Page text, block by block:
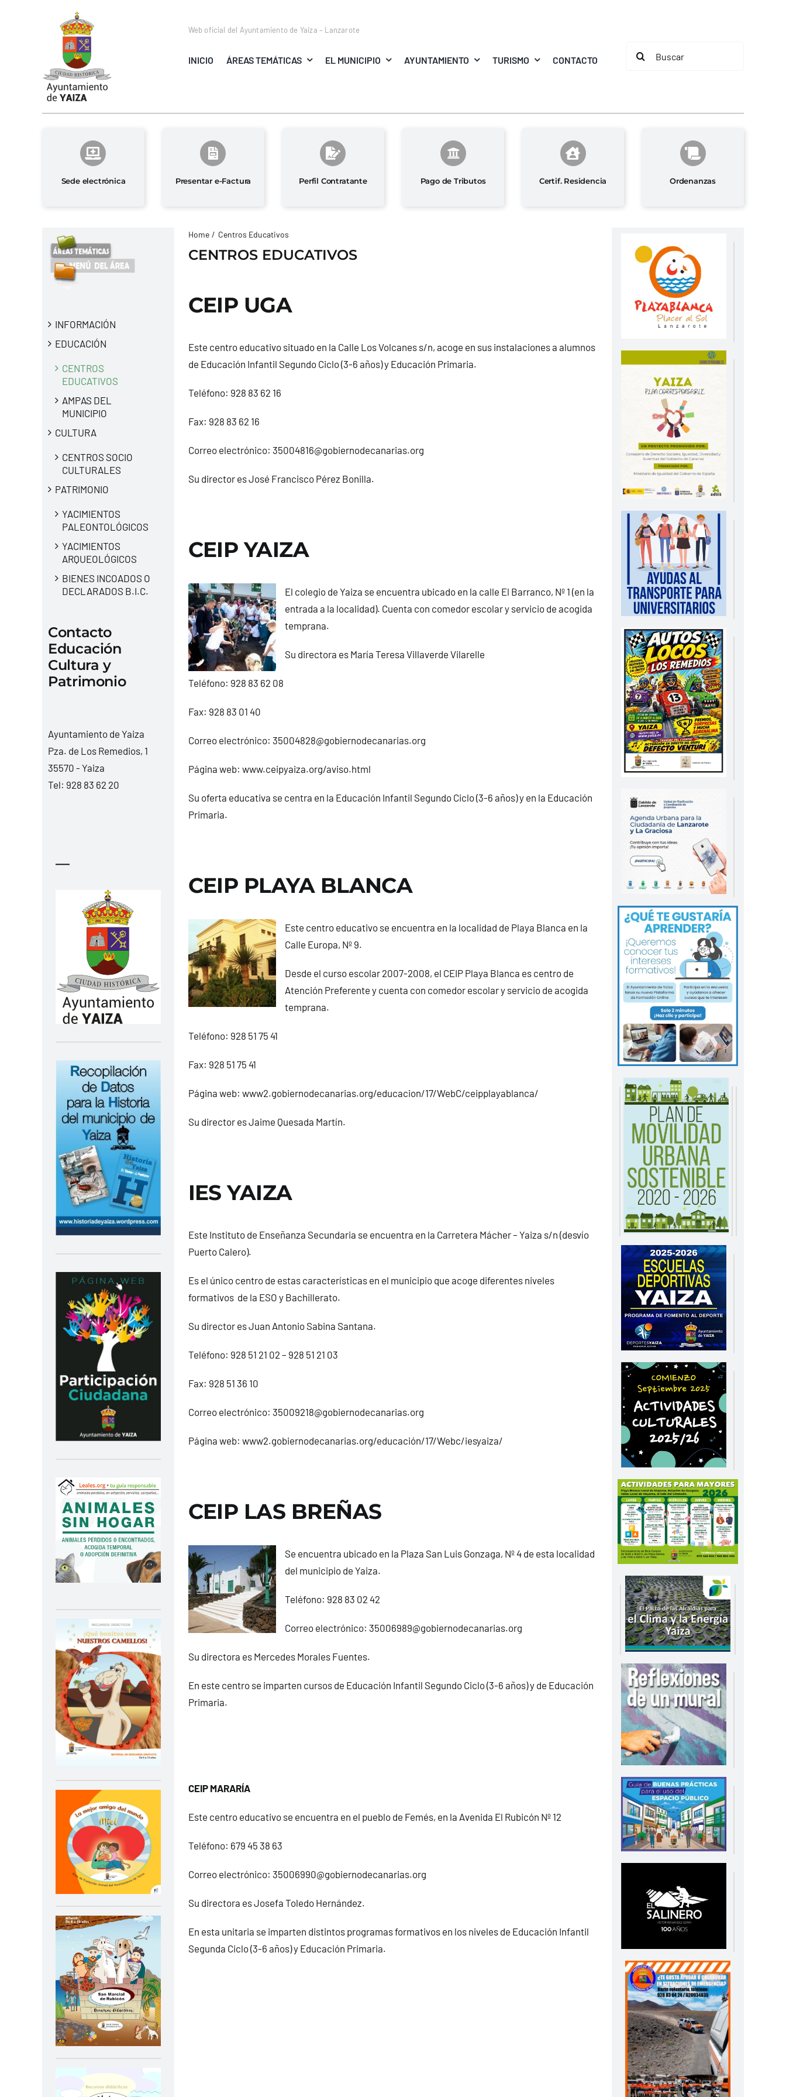
Web oficial del Ayuntamiento de Yaiza – Lanzarote
INICIO ÁREAS TEMÁTICAS EL MUNICIPIO AYUNTAMIENTO TURISMO CONTACTO
Buscar:
Sede electrónica Presentar e-Factura Perfil Contratante Pago de Tributos Certif. Residencia Ordenanzas
INFORMACIÓN
EDUCACIÓN
CENTROS
EDUCATIVOS
AMPAS DEL
MUNICIPIO
CULTURA
CENTROS SOCIO
CULTURALES
PATRIMONIO
YACIMIENTOS
PALEONTOLÓGICOS
YACIMIENTOS
ARQUEOLÓGICOS
BIENES INCOADOS O
DECLARADOS B.I.C.
Contacto
Educación
Cultura y
Patrimonio
Ayuntamiento de Yaiza
Pza. de Los Remedios, 1
35570 - Yaiza
Tel: 928 83 62 20
—
Home Centros Educativos
CENTROS EDUCATIVOS
CEIP UGA
Este centro educativo situado en la Calle Los Volcanes s/n, acoge en sus instalaciones a alumnos
de Educación Infantil Segundo Ciclo (3-6 años) y Educación Primaria.
Teléfono: 928 83 62 16
Fax: 928 83 62 16
Correo electrónico: 35004816@gobiernodecanarias.org
Su director es José Francisco Pérez Bonilla.
CEIP YAIZA
El colegio de Yaiza se encuentra ubicado en la calle El Barranco, Nº 1 (en la
entrada a la localidad). Cuenta con comedor escolar y servicio de acogida
temprana.
Su directora es María Teresa Villaverde Vilarelle
Teléfono: 928 83 62 08
Fax: 928 83 01 40
Correo electrónico: 35004828@gobiernodecanarias.org
Página web: www.ceipyaiza.org/aviso.html
Su oferta educativa se centra en la Educación Infantil Segundo Ciclo (3-6 años) y en la Educación
Primaria.
CEIP PLAYA BLANCA
Este centro educativo se encuentra en la localidad de Playa Blanca en la
Calle Europa, Nº 9.
Desde el curso escolar 2007-2008, el CEIP Playa Blanca es centro de
Atención Preferente y cuenta con comedor escolar y servicio de acogida
temprana.
Teléfono: 928 51 75 41
Fax: 928 51 75 41
Página web: www2.gobiernodecanarias.org/educacion/17/WebC/ceipplayablanca/
Su director es Jaime Quesada Martín.
IES YAIZA
Este Instituto de Enseñanza Secundaria se encuentra en la Carretera Mácher – Yaiza s/n (desvío
Puerto Calero).
Es el único centro de estas características en el municipio que acoge diferentes niveles
formativos de la ESO y Bachillerato.
Su director es Juan Antonio Sabina Santana.
Teléfono: 928 51 21 02 – 928 51 21 03
Fax: 928 51 36 10
Correo electrónico: 35009218@gobiernodecanarias.org
Página web: www2.gobiernodecanarias.org/educación/17/Webc/iesyaiza/
CEIP LAS BREÑAS
Se encuentra ubicado en la Plaza San Luis Gonzaga, Nº 4 de esta localidad
del municipio de Yaiza.
Teléfono: 928 83 02 42
Correo electrónico: 35006989@gobiernodecanarias.org
Su directora es Mercedes Morales Fuentes.
En este centro se imparten cursos de Educación Infantil Segundo Ciclo (3-6 años) y de Educación
Primaria.
CEIP MARARÍA
Este centro educativo se encuentra en el pueblo de Femés, en la Avenida El Rubicón Nº 12
Teléfono: 679 45 38 63
Correo electrónico: 35006990@gobiernodecanarias.org
Su directora es Josefa Toledo Hernández.
En esta unitaria se imparten distintos programas formativos en los niveles de Educación Infantil
Segunda Ciclo (3-6 años) y Educación Primaria.